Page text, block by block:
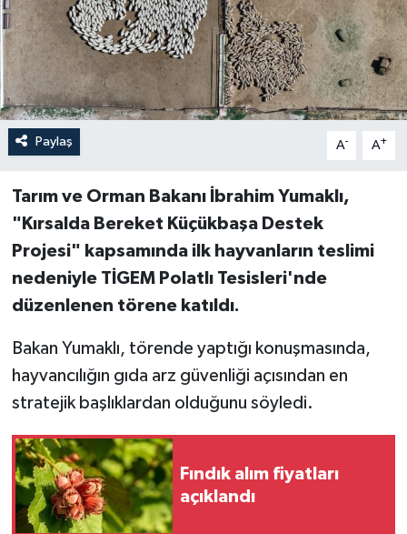
Paylaş A- A+
Tarım ve Orman Bakanı İbrahim Yumaklı,
"Kırsalda Bereket Küçükbaşa Destek
Projesi" kapsamında ilk hayvanların teslimi
nedeniyle TİGEM Polatlı Tesisleri'nde
düzenlenen törene katıldı.
Bakan Yumaklı, törende yaptığı konuşmasında,
hayvancılığın gıda arz güvenliği açısından en
stratejik başlıklardan olduğunu söyledi.
Fındık alım fiyatları
açıklandı